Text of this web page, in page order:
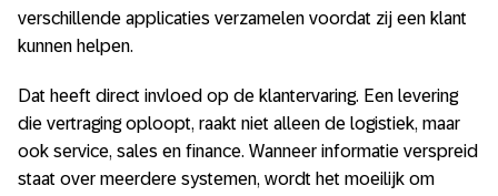
verschillende applicaties verzamelen voordat zij een klant
kunnen helpen.
Dat heeft direct invloed op de klantervaring. Een levering
die vertraging oploopt, raakt niet alleen de logistiek, maar
ook service, sales en finance. Wanneer informatie verspreid
staat over meerdere systemen, wordt het moeilijk om